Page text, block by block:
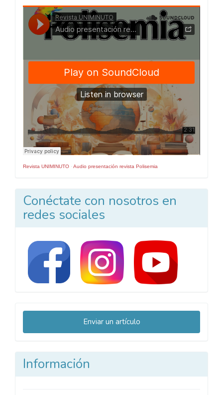
Presentacion
Numero
Revista UNIMINUTO · Audio presentación revista Polisemia
Conéctate con nosotros en
redes sociales
Enviar
un
artículo
Enviar un artículo
Información